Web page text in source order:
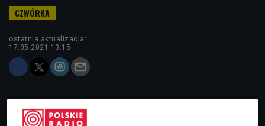
ostatnia aktualizacja:
17.05.2021 13:15
Obserwuj nas na
Google News